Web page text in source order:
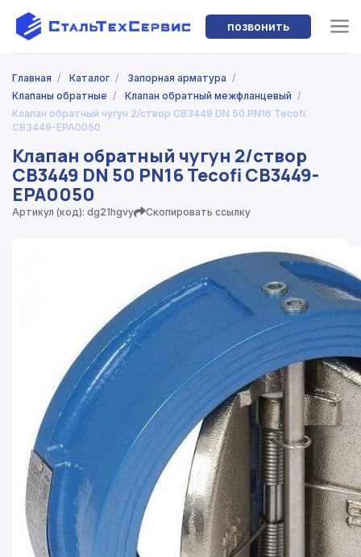
позвонить
Главная / Каталог / Запорная арматура /
Клапаны обратные / Клапан обратный межфланцевый /
Клапан обратный чугун 2/створ CB3449 DN 50 PN16 Tecofi
CB3449-EPA0050
Клапан обратный чугун 2/створ
CB3449 DN 50 PN16 Tecofi CB3449-
EPA0050
Артикул (код): dg21hgvy Скопировать ссылку